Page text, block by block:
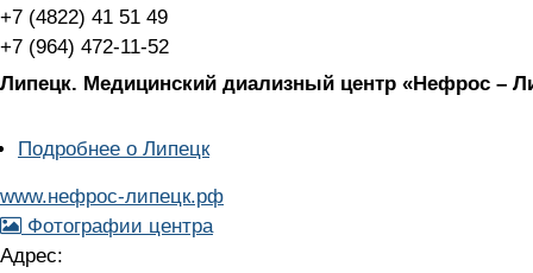
+7 (4822) 41 51 49
+7 (964) 472-11-52
Липецк. Медицинский диализный центр «Нефрос –
Подробнее о Липецк
www.нефрос-липецк.рф
Фотографии центра
Адрес: